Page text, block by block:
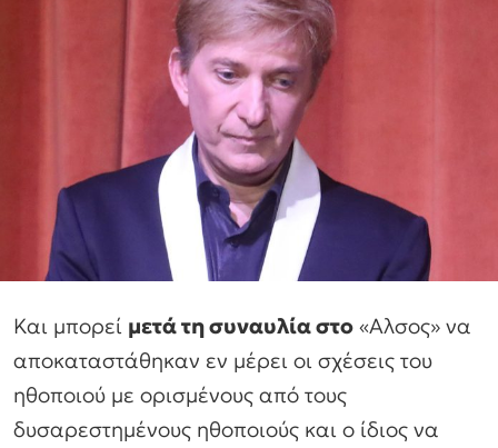
Και μπορεί μετά τη συναυλία στο «Αλσος» να
αποκαταστάθηκαν εν μέρει οι σχέσεις του
ηθοποιού με ορισμένους από τους
δυσαρεστημένους ηθοποιούς και ο ίδιος να